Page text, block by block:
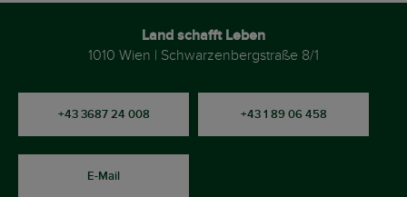
Land schafft Leben
1010 Wien | Schwarzenbergstraße 8/1
+43 3687 24 008 +43 1 89 06 458
E-Mail